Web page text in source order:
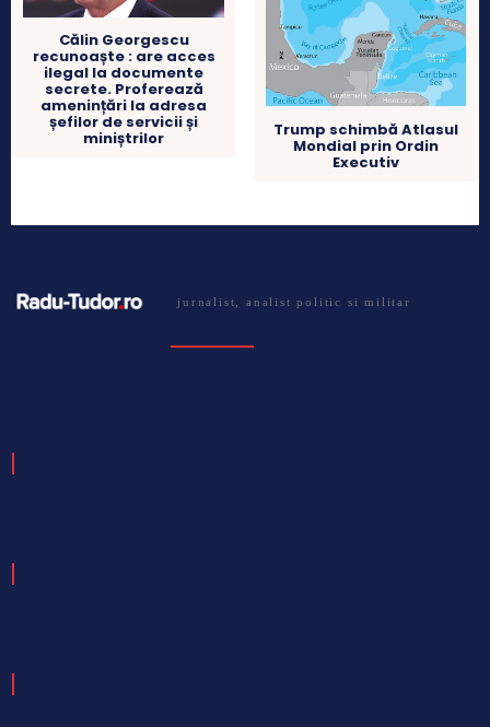
Călin Georgescu
recunoaște : are acces
ilegal la documente
secrete. Proferează
amenințări la adresa
șefilor de servicii și
miniștrilor Trump schimbă Atlasul
Mondial prin Ordin
Executiv
jurnalist, analist politic si militar